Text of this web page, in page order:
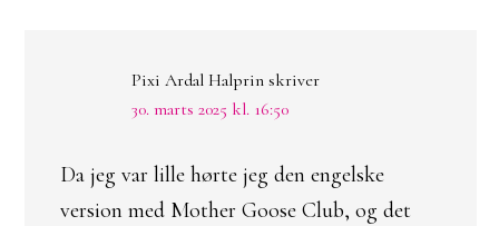
Pixi Ardal Halprin skriver
30. marts 2025 kl. 16:50
Da jeg var lille hørte jeg den engelske
version med Mother Goose Club, og det